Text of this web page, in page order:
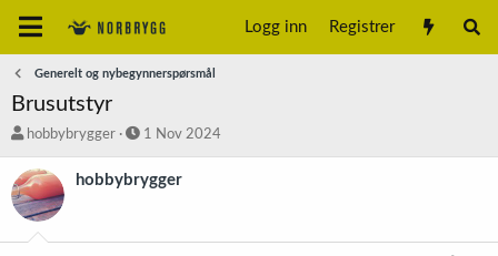
Logg inn Registrer
Generelt og nybegynnerspørsmål
Brusutstyr
T
å
d
s
hobbybrygger
S
a
r
1 Nov 2024
hobbybrygger